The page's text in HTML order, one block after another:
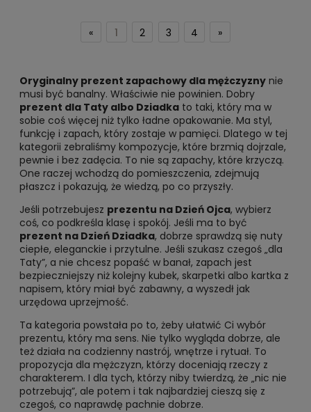
« 1 2 3 4 »
Oryginalny prezent zapachowy dla mężczyzny nie
musi być banalny. Właściwie nie powinien. Dobry
prezent dla Taty albo Dziadka to taki, który ma w
sobie coś więcej niż tylko ładne opakowanie. Ma styl,
funkcję i zapach, który zostaje w pamięci. Dlatego w tej
kategorii zebraliśmy kompozycje, które brzmią dojrzale,
pewnie i bez zadęcia. To nie są zapachy, które krzyczą.
One raczej wchodzą do pomieszczenia, zdejmują
płaszcz i pokazują, że wiedzą, po co przyszły.
Jeśli potrzebujesz prezentu na Dzień Ojca, wybierz
coś, co podkreśla klasę i spokój. Jeśli ma to być
prezent na Dzień Dziadka, dobrze sprawdzą się nuty
ciepłe, eleganckie i przytulne. Jeśli szukasz czegoś „dla
Taty”, a nie chcesz popaść w banał, zapach jest
bezpieczniejszy niż kolejny kubek, skarpetki albo kartka z
napisem, który miał być zabawny, a wyszedł jak
urzędowa uprzejmość.
Ta kategoria powstała po to, żeby ułatwić Ci wybór
prezentu, który ma sens. Nie tylko wygląda dobrze, ale
też działa na codzienny nastrój, wnętrze i rytuał. To
propozycja dla mężczyzn, którzy doceniają rzeczy z
charakterem. I dla tych, którzy niby twierdzą, że „nic nie
potrzebują”, ale potem i tak najbardziej cieszą się z
czegoś, co naprawdę pachnie dobrze.